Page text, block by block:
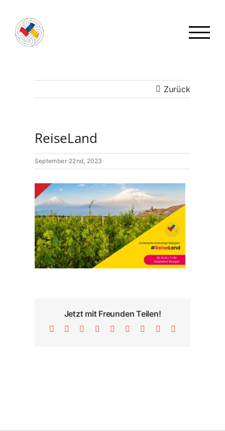
Inhalt
springen
Zurück
ReiseLand
September 22nd, 2023
Jetzt mit Freunden Teilen!
Facebook Reddit LinkedInWhatsApp
TumblrPinterest